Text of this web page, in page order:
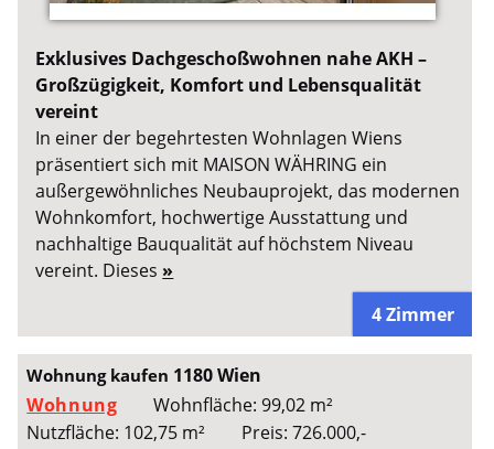
Exklusives Dachgeschoßwohnen nahe AKH –
Großzügigkeit, Komfort und Lebensqualität
vereint
In einer der begehrtesten Wohnlagen Wiens
präsentiert sich mit MAISON WÄHRING ein
außergewöhnliches Neubauprojekt, das modernen
Wohnkomfort, hochwertige Ausstattung und
nachhaltige Bauqualität auf höchstem Niveau
vereint. Dieses »
4 Zimmer
Wohnung kaufen 1180 Wien
Wohnung
Wohnfläche: 99,02 m²
Nutzfläche: 102,75 m²
Preis: 726.000,-